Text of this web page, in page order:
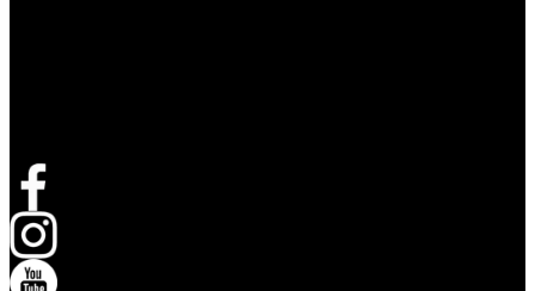
opent in een nieuw tabblad
opent in een nieuw tabblad
opent in een nieuw tabblad